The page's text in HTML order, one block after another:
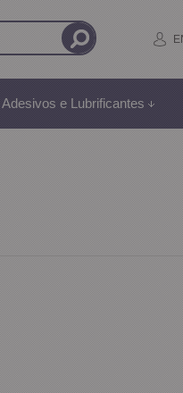
Adesivos e Lubrificantes